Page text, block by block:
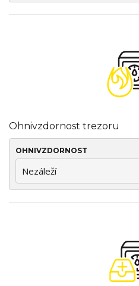
Ohnivzdornost trezoru
OHNIVZDORNOST